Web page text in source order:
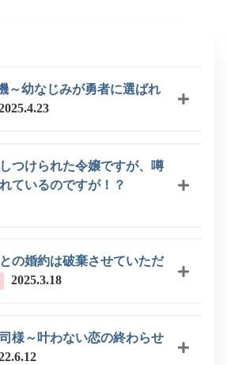
～幼なじみが勇者に選ばれ
つけられた令嬢ですが、噂
ているのですが！？
の婚約は破棄させていただ
2025.3.18
様～叶わない恋の終わらせ